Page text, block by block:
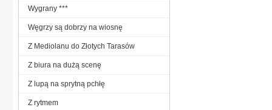
Wygrany ***
Węgrzy są dobrzy na wiosnę
Z Mediolanu do Złotych Tarasów
Z biura na dużą scenę
Z lupą na sprytną pchłę
Z rytmem